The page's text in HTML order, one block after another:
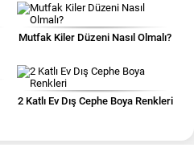
Mutfak Kiler Düzeni Nasıl Olmalı?
2 Katlı Ev Dış Cephe Boya Renkleri